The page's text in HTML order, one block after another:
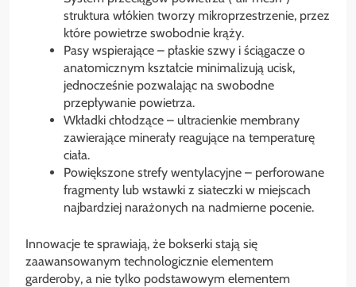
struktura włókien tworzy mikroprzestrzenie, przez
które powietrze swobodnie krąży.
Pasy wspierające – płaskie szwy i ściągacze o
anatomicznym kształcie minimalizują ucisk,
jednocześnie pozwalając na swobodne
przepływanie powietrza.
Wkładki chłodzące – ultracienkie membrany
zawierające minerały reagujące na temperaturę
ciała.
Powiększone strefy wentylacyjne – perforowane
fragmenty lub wstawki z siateczki w miejscach
najbardziej narażonych na nadmierne pocenie.
Innowacje te sprawiają, że bokserki stają się
zaawansowanym technologicznie elementem
garderoby, a nie tylko podstawowym elementem